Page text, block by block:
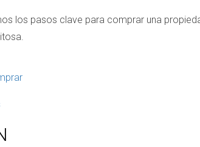
los pasos clave para comprar una